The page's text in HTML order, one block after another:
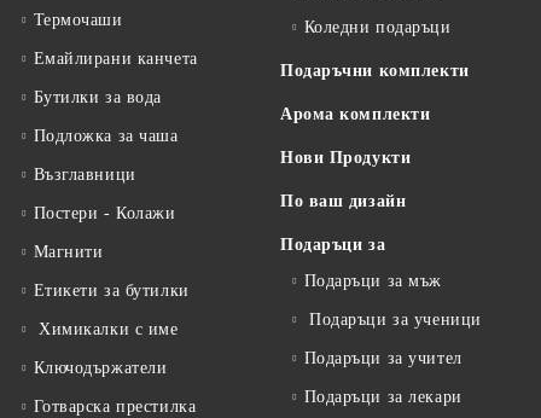
Термочаши
Емайлирани канчета
Бутилки за вода
Подложка за чаша
Възглавници
Постери - Колажи
Магнити
Етикети за бутилки
Химикалки с име
Ключодържатели
Готварска престилка
Коледни подаръци
Подаръчни комплекти
Арома комплекти
Нови Продукти
По ваш дизайн
Подаръци за
Подаръци за мъж
Подаръци за ученици
Подаръци за учител
Подаръци за лекари